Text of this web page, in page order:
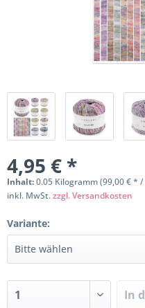
4,95 € *
Inhalt:0.05 Kilogramm (99,00 € *
inkl. MwSt.zzgl. Versandkosten
Variante:
In